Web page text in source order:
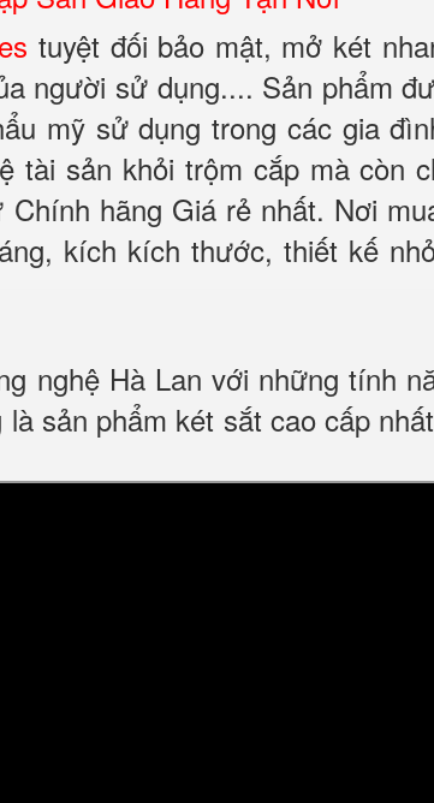
tuyệt đối bảo mật, mở két
người sử dụng.... Sản phẩm
mỹ sử dụng trong các gia
tài sản khỏi trộm cắp mà còn
hãng Giá rẻ nhất. Nơi
kích kích thước, thiết kế
nghệ Hà Lan với những tính
sản phẩm két sắt cao cấp